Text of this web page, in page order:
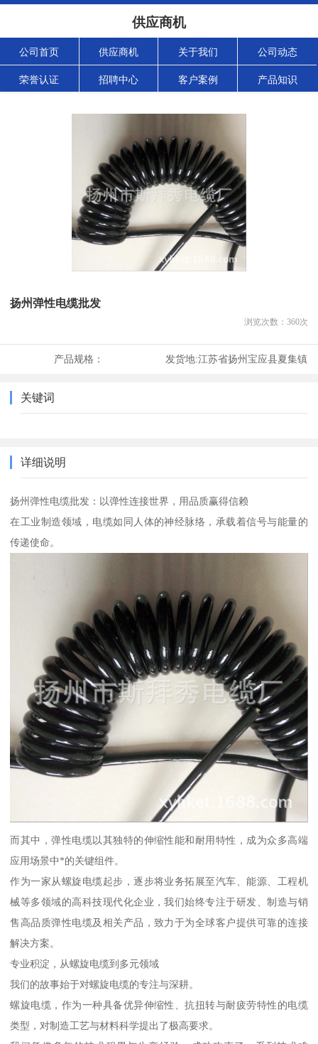
供应商机
公司首页 供应商机 关于我们 公司动态
荣誉认证 招聘中心 客户案例 产品知识
扬州弹性电缆批发
浏览次数： 360次
产品规格： 发货地:江苏省扬州宝应县夏集镇
关键词
详细说明
扬州弹性电缆批发：以弹性连接世界，用品质赢得信赖
在工业制造领域，电缆如同人体的神经脉络，承载着信号与能量的
传递使命。
而其中，弹性电缆以其独特的伸缩性能和耐用特性，成为众多高端
应用场景中*的关键组件。
作为一家从螺旋电缆起步，逐步将业务拓展至汽车、能源、工程机
械等多领域的高科技现代化企业，我们始终专注于研发、制造与销
售高品质弹性电缆及相关产品，致力于为全球客户提供可靠的连接
解决方案。
专业积淀，从螺旋电缆到多元领域
我们的故事始于对螺旋电缆的专注与深耕。
螺旋电缆，作为一种具备优异伸缩性、抗扭转与耐疲劳特性的电缆
类型，对制造工艺与材料科学提出了极高要求。